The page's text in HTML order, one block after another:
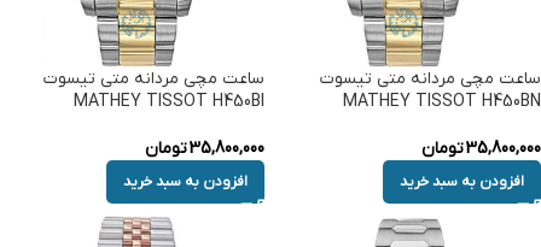
ساعت مچی مردانه متی تیسوت
MATHEY TISSOT H450BN
35,800,000تومان
افزودن به سبد خرید
ساعت مچی مردانه متی تیسوت
MATHEY TISSOT H450BI
35,800,000تومان
افزودن به سبد خرید